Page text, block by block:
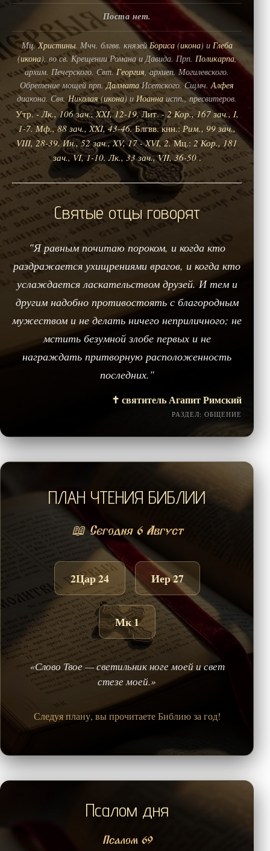
Поста нет.
Мц.Христины. Мчч. блгвв. князейБориса(икона) и Глеба
(икона), во св. Крещении Романа и Давида. Прп. Поликарпа,
архим. Печерского. Свт.Георгия, архиеп. Могилевского.
Обретение мощей прп.ДалматаИсетского. Сщмч.Алфея
диакона. Свв.Николая(икона) иИоанна испп., пресвитеров.
Утр. -Лк., 106 зач., XXI, 12-19.Лит. - 2 Кор., 167 зач., I,
1-7. Мф., 88 зач., XXI, 43-46.Блгвв. кнн.:Рим., 99 зач.,
VIII, 28-39. Ин., 52 зач., XV, 17 - XVI, 2.Мц.: 2 Кор., 181
зач., VI, 1-10. Лк., 33 зач., VII, 36-50 .
Святые отцы говорят
"Я равным почитаю пороком, и когда кто
раздражается ухищрениями врагов, и когда кто
услаждается ласкательством друзей. И тем и
другим надобно противостоять с благородным
мужеством и не делать ничего неприличного; не
мстить безумной злобе первых и не
награждать притворную расположенность
последних."
✝️ святитель Агапит Римский
РАЗДЕЛ: ОБЩЕНИЕ
ПЛАН ЧТЕНИЯ БИБЛИИ
📖 Сегодня 6 Август
2Цар 24 Иер 27
Мк 1
«Слово Твое — светильник ноге моей и свет
стезе моей.»
Следуя плану, вы прочитаете Библию за год!
Псалом дня
Псалом 69